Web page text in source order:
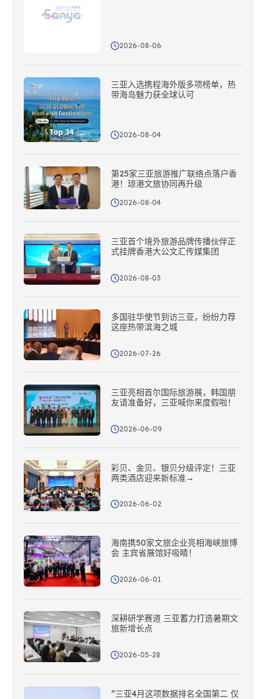
2026-08-06
三亚入选携程海外版多项榜单，热
带海岛魅力获全球认可
2026-08-04
第25家三亚旅游推广联络点落户香
港！琼港文旅协同再升级
2026-08-04
三亚首个境外旅游品牌传播伙伴正
式挂牌香港大公文汇传媒集团
2026-08-03
多国驻华使节到访三亚，纷纷力荐
这座热带滨海之城
2026-07-26
三亚亮相首尔国际旅游展，韩国朋
友请准备好，三亚喊你来度假啦！
2026-06-09
彩贝、金贝、银贝分级评定！三亚
两类酒店迎来新标准→
2026-06-02
海南携50家文旅企业亮相海峡旅博
会 主宾省展馆好吸睛！
2026-06-01
深耕研学赛道 三亚蓄力打造暑期文
旅新增长点
2026-05-28
“三亚4月这项数据排名全国第二 仅